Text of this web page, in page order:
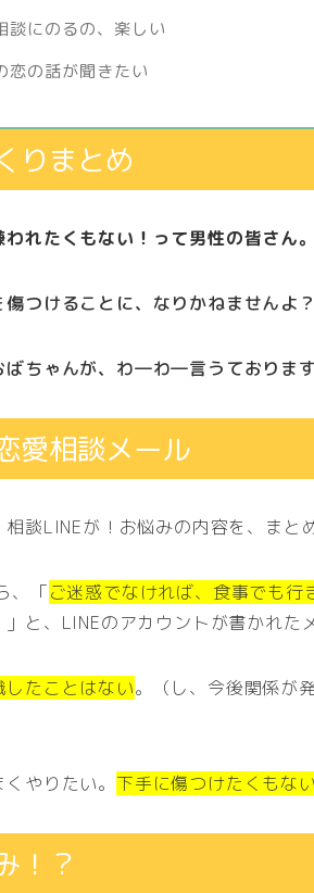
談にのるの、楽しい
恋の話が聞きたい
りまとめ
れたくもない！って男性の皆さん。
つけることに、なりかねませんよ？
ちゃんが、わ―わ―言うております
愛相談メール
相談LINEが！お悩みの内容を、ま
、「ご迷惑でなければ、食事でも行
と、LINEのアカウントが書かれた
たことはない。（し、今後関係が
やりたい。 下手に傷つけたくもない
！？